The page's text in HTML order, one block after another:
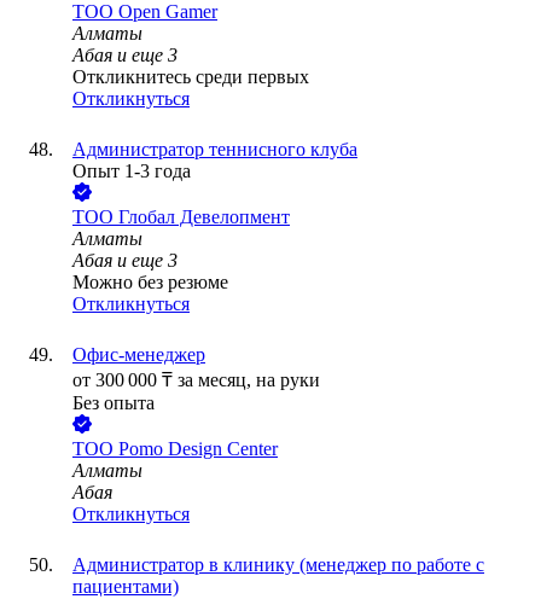
ТОО Open Gamer
Алматы
Абая и еще 3
Откликнитесь среди первых
Откликнуться
Администратор теннисного клуба
Опыт 1-3 года
ТОО Глобал Девелопмент
Алматы
Абая и еще 3
Можно без резюме
Откликнуться
Офис-менеджер
от 300 000 ₸ за месяц, на руки
Без опыта
ТОО Pomo Design Center
Алматы
Абая
Откликнуться
Администратор в клинику (менеджер по работе с
пациентами)